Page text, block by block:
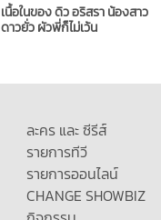
เนื้อในของ ดิว อริสรา น้องสาว
ดาวยั่ว ผัวพี่ก็ไม่เว้น
ละคร และ ซีรีส์
รายการทีวี
รายการออนไลน์
CHANGE SHOWBIZ